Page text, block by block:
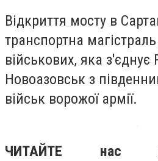
Відкриття мосту в
транспортна
військових, яка
Новоазовськ з
військ ворожої армії.
ЧИТАЙТЕ нас